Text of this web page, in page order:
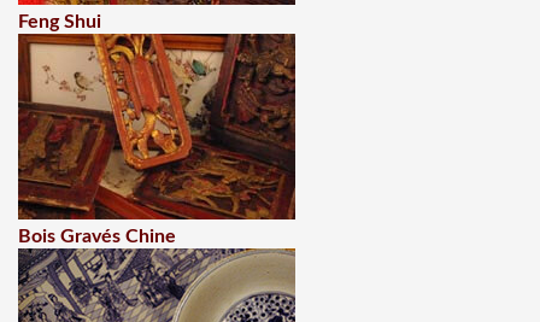
Feng Shui
Bois Gravés Chine